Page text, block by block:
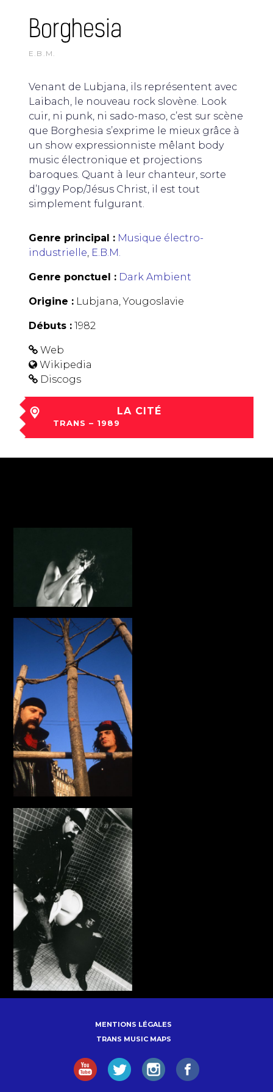
Borghesia
E.B.M.
Venant de Lubjana, ils représentent avec
Laibach, le nouveau rock slovène. Look
cuir, ni punk, ni sado-maso, c’est sur scène
que Borghesia s’exprime le mieux grâce à
un show expressionniste mêlant body
music électronique et projections
baroques. Quant à leur chanteur, sorte
d’Iggy Pop/Jésus Christ, il est tout
simplement fulgurant.
Genre principal : Musique électro-
industrielle, E.B.M.
Genre ponctuel : Dark Ambient
Origine : Lubjana, Yougoslavie
Débuts : 1982
Web
Wikipedia
Discogs
LA CITÉ
TRANS – 1989
MENTIONS LÉGALES
TRANS MUSIC MAPS